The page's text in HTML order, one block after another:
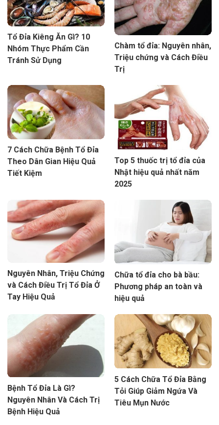
Tổ Đỉa Kiêng Ăn Gì? 10
Nhóm Thực Phẩm Cần
Tránh Sử Dụng
Chàm tổ đỉa: Nguyên nhân,
Triệu chứng và Cách Điều
Trị
7 Cách Chữa Bệnh Tổ Đỉa
Theo Dân Gian Hiệu Quả
Tiết Kiệm
Top 5 thuốc trị tổ đỉa của
Nhật hiệu quả nhất năm
2025
Nguyên Nhân, Triệu Chứng
và Cách Điều Trị Tổ Đỉa Ở
Tay Hiệu Quả
Chữa tổ đỉa cho bà bầu:
Phương pháp an toàn và
hiệu quả
Bệnh Tổ Đỉa Là Gì?
Nguyên Nhân Và Cách Trị
Bệnh Hiệu Quả
5 Cách Chữa Tổ Đỉa Bằng
Tỏi Giúp Giảm Ngứa Và
Tiêu Mụn Nước